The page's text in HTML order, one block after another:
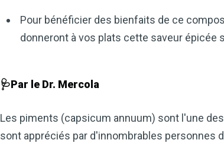
Pour bénéficier des bienfaits de ce
donneront à vos plats cette saveur épicée
🩺Par le Dr. Mercola
Les piments (capsicum annuum) sont l'une
sont appréciés par d'innombrables personnes